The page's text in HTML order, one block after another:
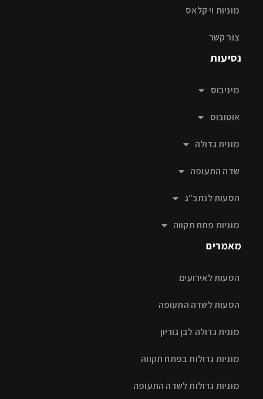
מוניות וי קלאס
צור קשר
נסיעות
מיניבוס
אוטובוס
מונית גדולה
שדה התעופה
הסעות לנתב"ג
מוניות פתח תקווה
מאמרים
הסעות לאירועים
הסעות לשדה התעופה
מונית גדולה לבן גוריון
מוניות גדולות בפתח תקווה
מוניות גדולות לשדה התעופה